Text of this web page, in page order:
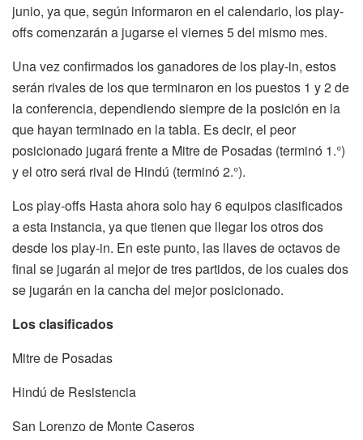
junio, ya que, según informaron en el calendario, los play-
offs comenzarán a jugarse el viernes 5 del mismo mes.
Una vez confirmados los ganadores de los play-in, estos
serán rivales de los que terminaron en los puestos 1 y 2 de
la conferencia, dependiendo siempre de la posición en la
que hayan terminado en la tabla. Es decir, el peor
posicionado jugará frente a Mitre de Posadas (terminó 1.°)
y el otro será rival de Hindú (terminó 2.°).
Los play-offs Hasta ahora solo hay 6 equipos clasificados
a esta instancia, ya que tienen que llegar los otros dos
desde los play-in. En este punto, las llaves de octavos de
final se jugarán al mejor de tres partidos, de los cuales dos
se jugarán en la cancha del mejor posicionado.
Los clasificados
Mitre de Posadas
Hindú de Resistencia
San Lorenzo de Monte Caseros